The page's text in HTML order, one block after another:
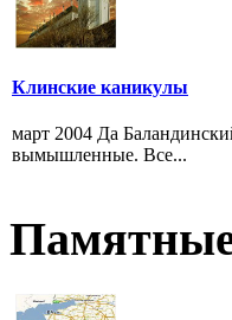
Клинские каникулы
март 2004 Да
вымышленные. Все...